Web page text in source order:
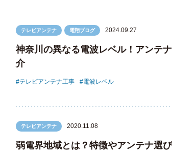
テレビアンテナ 電翔ブログ 2024.09.27
神奈川の異なる電波レベル！アンテ
介
テレビアンテナ工事 電波レベル
テレビアンテナ 2020.11.08
弱電界地域とは？特徴やアンテナ選